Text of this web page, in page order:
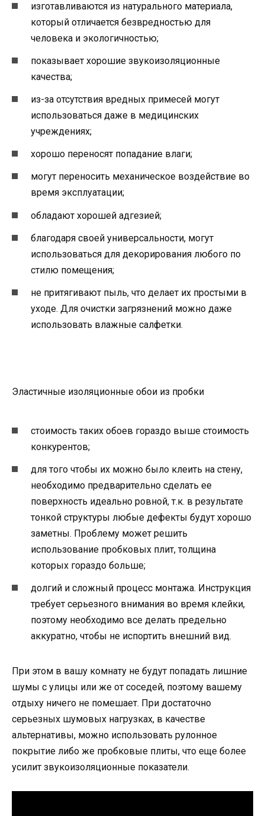
изготавливаются из натурального материала,
который отличается безвредностью для
человека и экологичностью;
показывает хорошие звукоизоляционные
качества;
из-за отсутствия вредных примесей могут
использоваться даже в медицинских
учреждениях;
хорошо переносят попадание влаги;
могут переносить механическое воздействие во
время эксплуатации;
обладают хорошей адгезией;
благодаря своей универсальности, могут
использоваться для декорирования любого по
стилю помещения;
не притягивают пыль, что делает их простыми в
уходе. Для очистки загрязнений можно даже
использовать влажные салфетки.
Эластичные изоляционные обои из пробки
стоимость таких обоев гораздо выше стоимость
конкурентов;
для того чтобы их можно было клеить на стену,
необходимо предварительно сделать ее
поверхность идеально ровной, т.к. в результате
тонкой структуры любые дефекты будут хорошо
заметны. Проблему может решить
использование пробковых плит, толщина
которых гораздо больше;
долгий и сложный процесс монтажа. Инструкция
требует серьезного внимания во время клейки,
поэтому необходимо все делать предельно
аккуратно, чтобы не испортить внешний вид.
При этом в вашу комнату не будут попадать лишние
шумы с улицы или же от соседей, поэтому вашему
отдыху ничего не помешает. При достаточно
серьезных шумовых нагрузках, в качестве
альтернативы, можно использовать рулонное
покрытие либо же пробковые плиты, что еще более
усилит звукоизоляционные показатели.